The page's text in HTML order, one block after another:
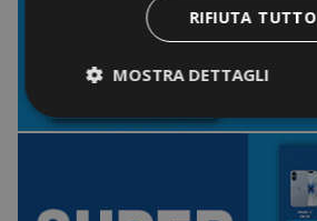
RIFIUTA TUTTO
MOSTRA DETTAGLI